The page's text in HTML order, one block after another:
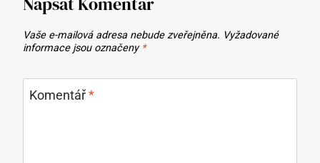
Vaše e-mailová adresa nebude zveřejněna. Vyžadované
informace jsou označeny *
Komentář*